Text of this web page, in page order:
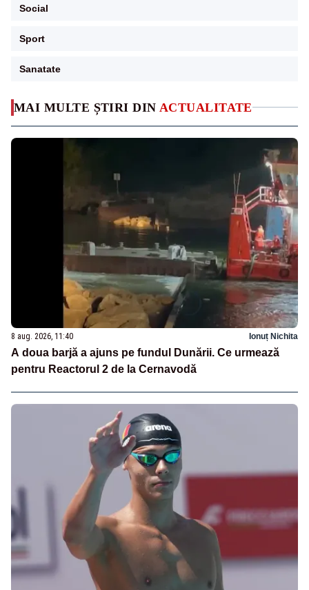
MAI MULTE ȘTIRI DIN ACTUALITATE
8 aug. 2026, 11:40 Ionuț Nichita
A doua barjă a ajuns pe fundul Dunării. Ce urmează
pentru Reactorul 2 de la Cernavodă
Social
Sport
Sanatate